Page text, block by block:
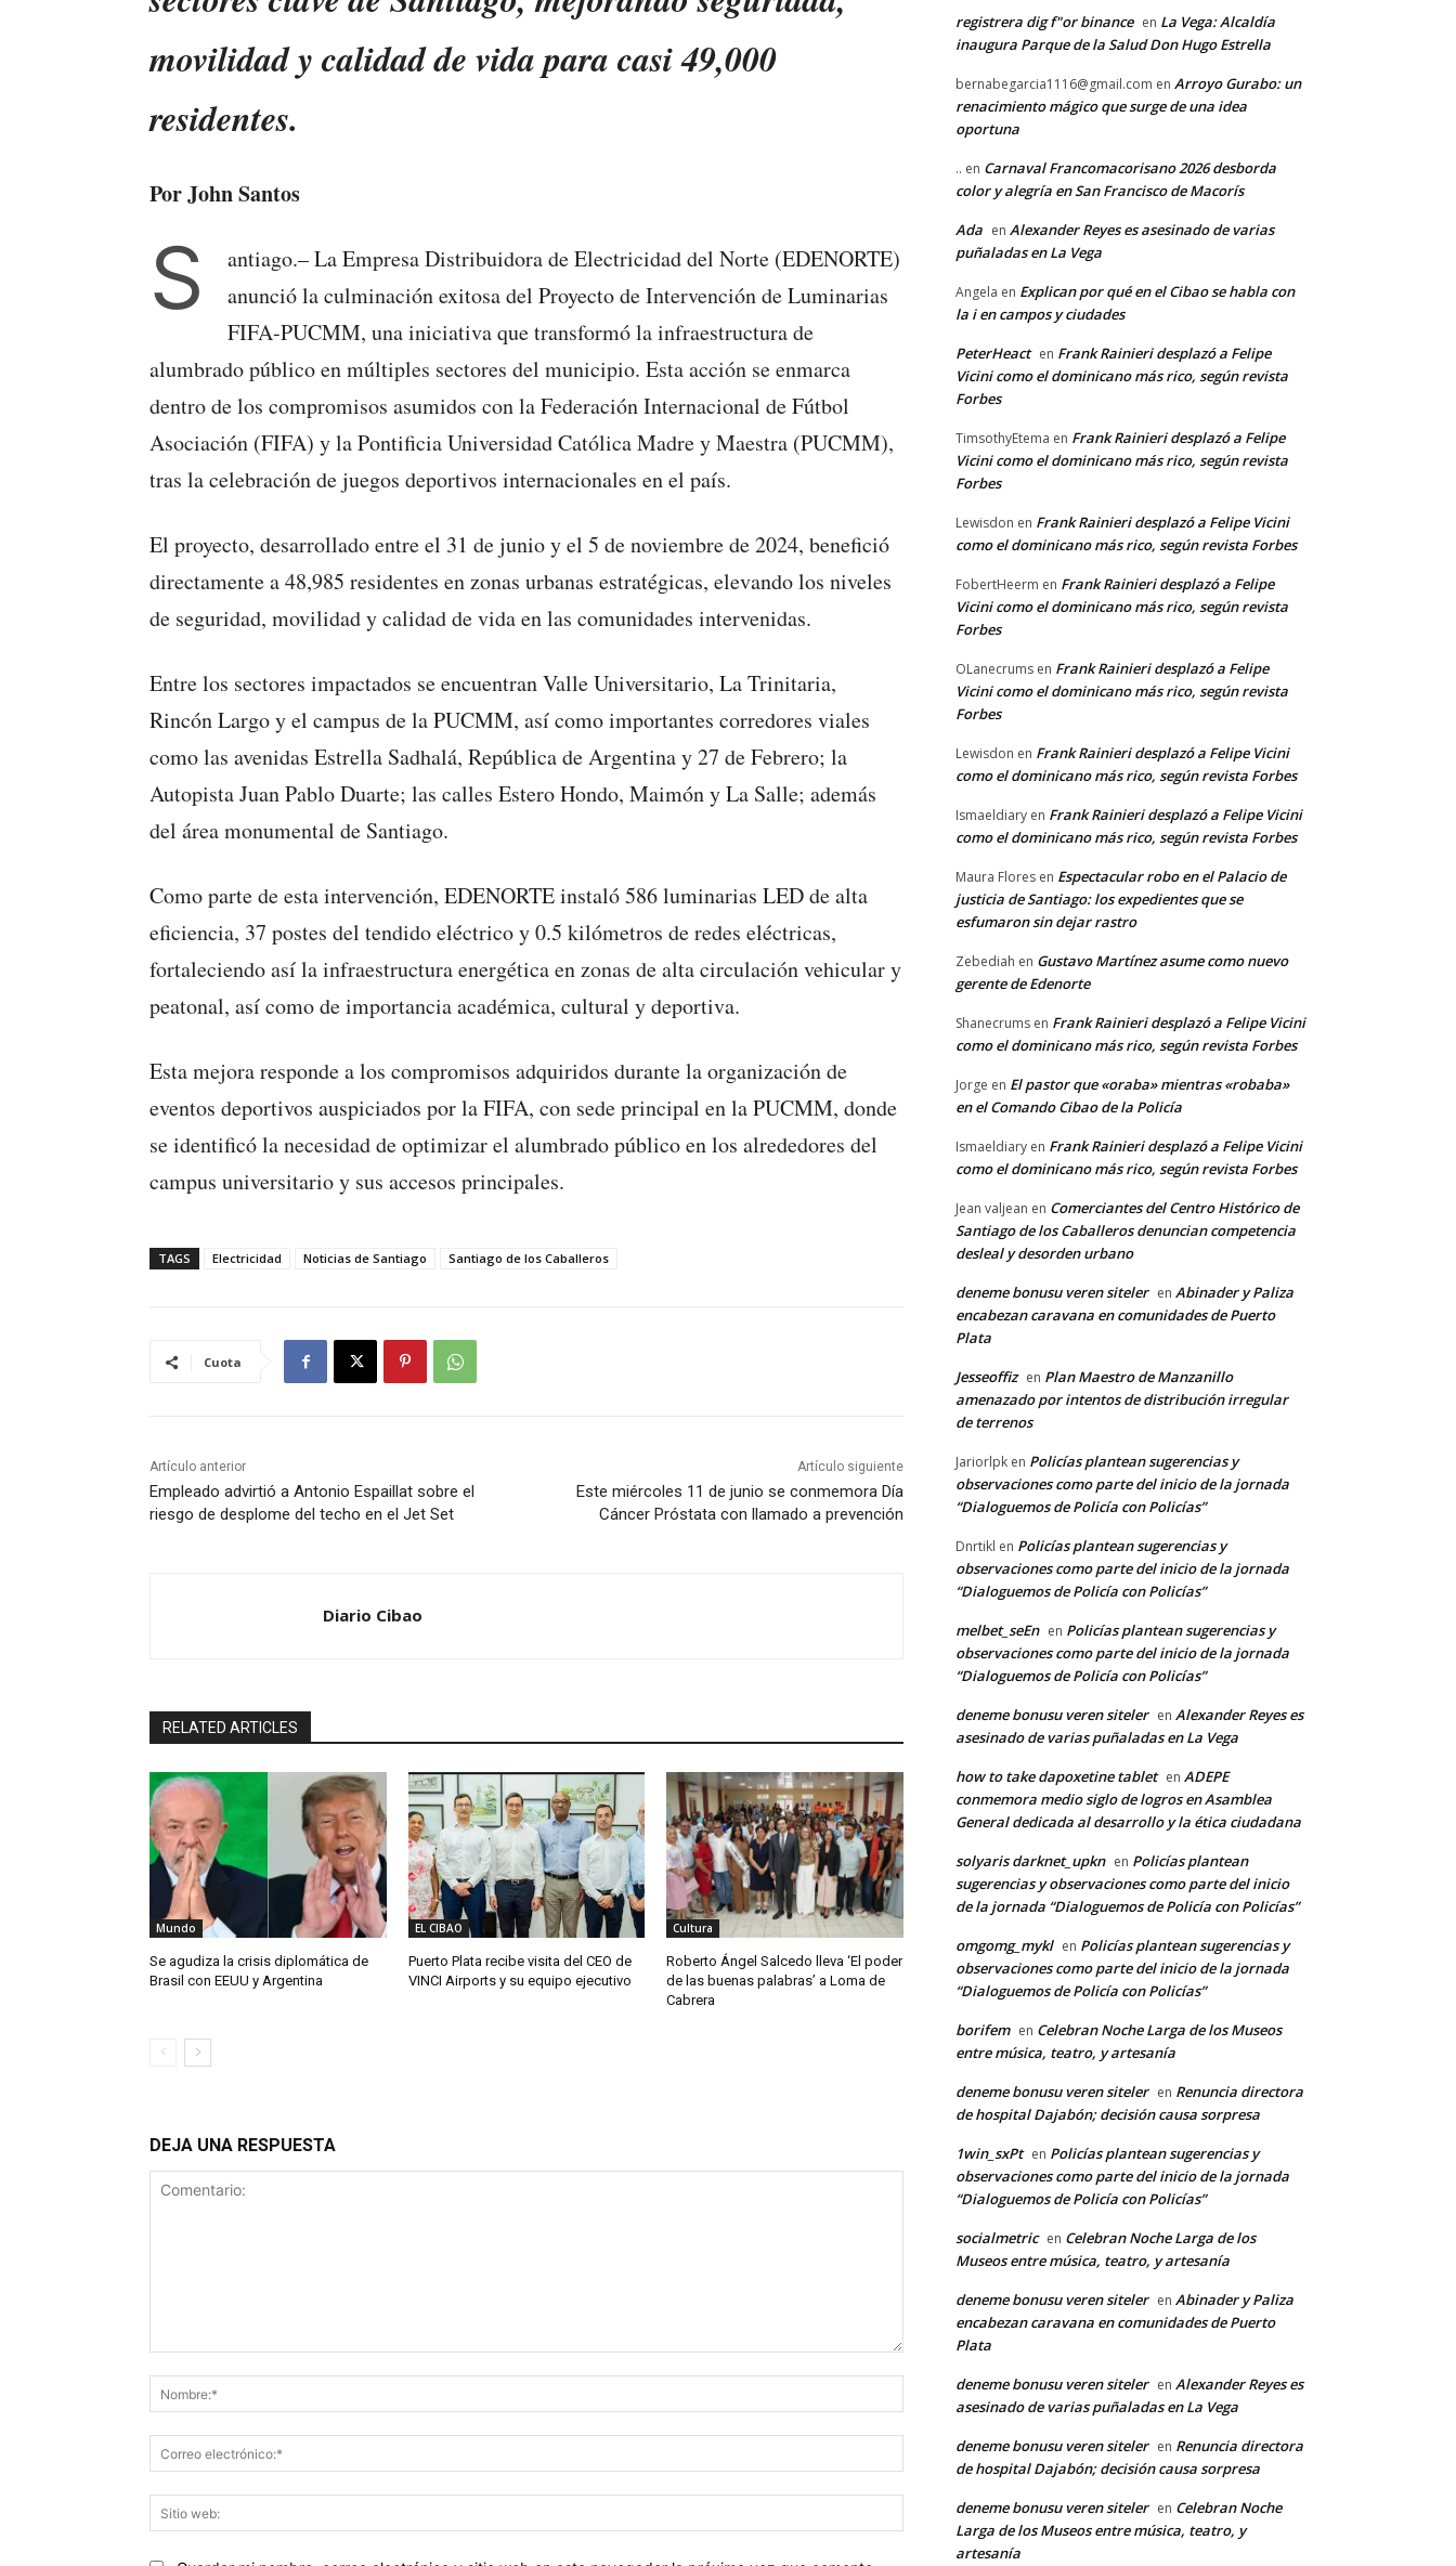
movilidad y calidad de vida para casi 49,000
residentes.
Por John Santos
S
antiago.– La Empresa Distribuidora de Electricidad del Norte (EDENORTE)
anunció la culminación exitosa del Proyecto de Intervención de Luminarias
FIFA-PUCMM, una iniciativa que transformó la infraestructura de
alumbrado público en múltiples sectores del municipio. Esta acción se enmarca
dentro de los compromisos asumidos con la Federación Internacional de Fútbol
Asociación (FIFA) y la Pontificia Universidad Católica Madre y Maestra (PUCMM),
tras la celebración de juegos deportivos internacionales en el país.
El proyecto, desarrollado entre el 31 de junio y el 5 de noviembre de 2024, benefició
directamente a 48,985 residentes en zonas urbanas estratégicas, elevando los niveles
de seguridad, movilidad y calidad de vida en las comunidades intervenidas.
Entre los sectores impactados se encuentran Valle Universitario, La Trinitaria,
Rincón Largo y el campus de la PUCMM, así como importantes corredores viales
como las avenidas Estrella Sadhalá, República de Argentina y 27 de Febrero; la
Autopista Juan Pablo Duarte; las calles Estero Hondo, Maimón y La Salle; además
del área monumental de Santiago.
Como parte de esta intervención, EDENORTE instaló 586 luminarias LED de alta
eficiencia, 37 postes del tendido eléctrico y 0.5 kilómetros de redes eléctricas,
fortaleciendo así la infraestructura energética en zonas de alta circulación vehicular y
peatonal, así como de importancia académica, cultural y deportiva.
Esta mejora responde a los compromisos adquiridos durante la organización de
eventos deportivos auspiciados por la FIFA, con sede principal en la PUCMM, donde
se identificó la necesidad de optimizar el alumbrado público en los alrededores del
campus universitario y sus accesos principales.
TAGS Electricidad Noticias de Santiago Santiago de los Caballeros
Cuota
Artículo anterior
Empleado advirtió a Antonio Espaillat sobre el
riesgo de desplome del techo en el Jet Set
Artículo siguiente
Este miércoles 11 de junio se conmemora Día
Cáncer Próstata con llamado a prevención
Diario Cibao
RELATED ARTICLES
Mundo
Se agudiza la crisis diplomática de
Brasil con EEUU y Argentina
EL CIBAO
Puerto Plata recibe visita del CEO de
VINCI Airports y su equipo ejecutivo
Cultura
Roberto Ángel Salcedo lleva ‘El poder
de las buenas palabras’ a Loma de
Cabrera
DEJA UNA RESPUESTA
Nombre:*
electrónico:*
web:
registrera dig f"or binance en La Vega: Alcaldía
inaugura Parque de la Salud Don Hugo Estrella
bernabegarcia1116@gmail.com en Arroyo Gurabo: un
renacimiento mágico que surge de una idea
oportuna
.. en Carnaval Francomacorisano 2026 desborda
color y alegría en San Francisco de Macorís
Ada en Alexander Reyes es asesinado de varias
puñaladas en La Vega
Angela en Explican por qué en el Cibao se habla con
la i en campos y ciudades
PeterHeact en Frank Rainieri desplazó a Felipe
Vicini como el dominicano más rico, según revista
Forbes
TimsothyEtema en Frank Rainieri desplazó a Felipe
Vicini como el dominicano más rico, según revista
Forbes
Lewisdon en Frank Rainieri desplazó a Felipe Vicini
como el dominicano más rico, según revista Forbes
FobertHeerm en Frank Rainieri desplazó a Felipe
Vicini como el dominicano más rico, según revista
Forbes
OLanecrums en Frank Rainieri desplazó a Felipe
Vicini como el dominicano más rico, según revista
Forbes
Lewisdon en Frank Rainieri desplazó a Felipe Vicini
como el dominicano más rico, según revista Forbes
Ismaeldiary en Frank Rainieri desplazó a Felipe Vicini
como el dominicano más rico, según revista Forbes
Maura Flores en Espectacular robo en el Palacio de
justicia de Santiago: los expedientes que se
esfumaron sin dejar rastro
Zebediah en Gustavo Martínez asume como nuevo
gerente de Edenorte
Shanecrums en Frank Rainieri desplazó a Felipe Vicini
como el dominicano más rico, según revista Forbes
Jorge en El pastor que «oraba» mientras «robaba»
en el Comando Cibao de la Policía
Ismaeldiary en Frank Rainieri desplazó a Felipe Vicini
como el dominicano más rico, según revista Forbes
Jean valjean en Comerciantes del Centro Histórico de
Santiago de los Caballeros denuncian competencia
desleal y desorden urbano
deneme bonusu veren siteler en Abinader y Paliza
encabezan caravana en comunidades de Puerto
Plata
Jesseoffiz en Plan Maestro de Manzanillo
amenazado por intentos de distribución irregular
de terrenos
Jariorlpk en Policías plantean sugerencias y
observaciones como parte del inicio de la jornada
“Dialoguemos de Policía con Policías”
Dnrtikl en Policías plantean sugerencias y
observaciones como parte del inicio de la jornada
“Dialoguemos de Policía con Policías”
melbet_seEn en Policías plantean sugerencias y
observaciones como parte del inicio de la jornada
“Dialoguemos de Policía con Policías”
deneme bonusu veren siteler en Alexander Reyes es
asesinado de varias puñaladas en La Vega
how to take dapoxetine tablet en ADEPE
conmemora medio siglo de logros en Asamblea
General dedicada al desarrollo y la ética ciudadana
solyaris darknet_upkn en Policías plantean
sugerencias y observaciones como parte del inicio
de la jornada “Dialoguemos de Policía con Policías”
omgomg_mykl en Policías plantean sugerencias y
observaciones como parte del inicio de la jornada
“Dialoguemos de Policía con Policías”
borifem en Celebran Noche Larga de los Museos
entre música, teatro, y artesanía
deneme bonusu veren siteler en Renuncia directora
de hospital Dajabón; decisión causa sorpresa
1win_sxPt en Policías plantean sugerencias y
observaciones como parte del inicio de la jornada
“Dialoguemos de Policía con Policías”
socialmetric en Celebran Noche Larga de los
Museos entre música, teatro, y artesanía
deneme bonusu veren siteler en Abinader y Paliza
encabezan caravana en comunidades de Puerto
Plata
deneme bonusu veren siteler en Alexander Reyes es
asesinado de varias puñaladas en La Vega
deneme bonusu veren siteler en Renuncia directora
de hospital Dajabón; decisión causa sorpresa
deneme bonusu veren siteler en Celebran Noche
Larga de los Museos entre música, teatro, y
artesanía